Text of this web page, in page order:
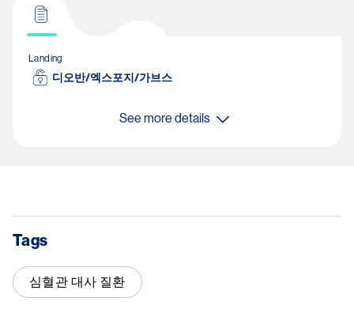
Landing
디오반/엑스포지/가브스
See more details
Tags
심혈관 대사 질환